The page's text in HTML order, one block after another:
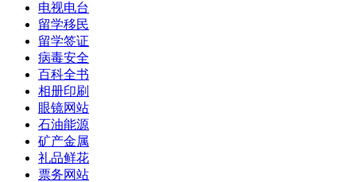
电视电台
留学移民
留学签证
病毒安全
百科全书
相册印刷
眼镜网站
石油能源
矿产金属
礼品鲜花
票务网站